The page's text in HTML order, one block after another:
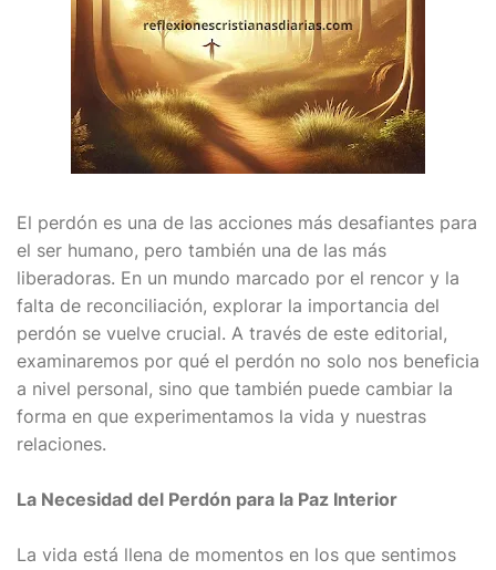
El perdón es una de las acciones más desafiantes para
el ser humano, pero también una de las más
liberadoras. En un mundo marcado por el rencor y la
falta de reconciliación, explorar la importancia del
perdón se vuelve crucial. A través de este editorial,
examinaremos por qué el perdón no solo nos beneficia
a nivel personal, sino que también puede cambiar la
forma en que experimentamos la vida y nuestras
relaciones.
La Necesidad del Perdón para la Paz Interior
La vida está llena de momentos en los que sentimos